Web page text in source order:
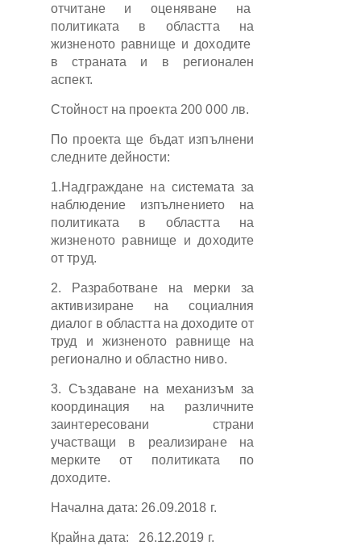
отчитане и оценяване на
политиката в областта на
жизненото равнище и доходите
в страната и в регионален
аспект.
Стойност на проекта 200 000 лв.
По проекта ще бъдат изпълнени
следните дейности:
1.Надграждане на системата за
наблюдение изпълнението на
политиката в областта на
жизненото равнище и доходите
от труд.
2. Разработване на мерки за
активизиране на социалния
диалог в областта на доходите от
труд и жизненото равнище на
регионално и областно ниво.
3. Създаване на механизъм за
координация на различните
заинтересовани страни
участващи в реализиране на
мерките от политиката по
доходите.
Начална дата: 26.09.2018 г.
Крайна дата: 26.12.2019 г.